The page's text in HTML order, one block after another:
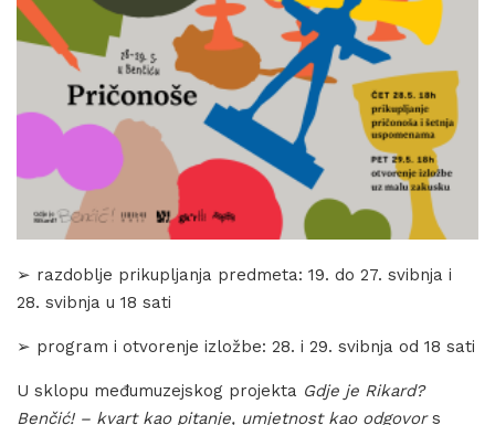
➢ razdoblje prikupljanja predmeta: 19. do 27. svibnja i
28. svibnja u 18 sati
➢ program i otvorenje izložbe: 28. i 29. svibnja od 18 sati
U sklopu međumuzejskog projekta Gdje je Rikard?
Benčić! – kvart kao pitanje, umjetnost kao odgovors